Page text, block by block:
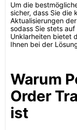
Um die
sicher, dass Sie die
Aktualisierungen
sodass Sie stets
Unklarheiten bietet
Ihnen bei der
Warum
Order
ist